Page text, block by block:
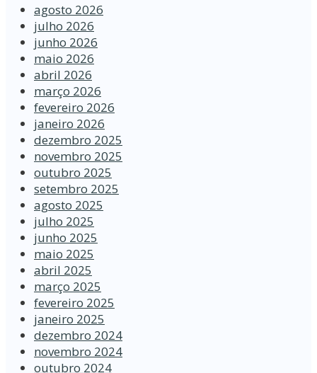
agosto 2026
julho 2026
junho 2026
maio 2026
abril 2026
março 2026
fevereiro 2026
janeiro 2026
dezembro 2025
novembro 2025
outubro 2025
setembro 2025
agosto 2025
julho 2025
junho 2025
maio 2025
abril 2025
março 2025
fevereiro 2025
janeiro 2025
dezembro 2024
novembro 2024
outubro 2024